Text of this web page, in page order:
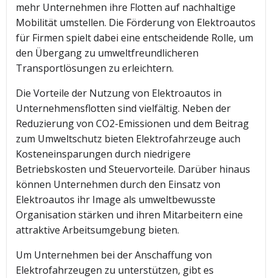
mehr Unternehmen ihre Flotten auf nachhaltige
Mobilität umstellen. Die Förderung von Elektroautos
für Firmen spielt dabei eine entscheidende Rolle, um
den Übergang zu umweltfreundlicheren
Transportlösungen zu erleichtern.
Die Vorteile der Nutzung von Elektroautos in
Unternehmensflotten sind vielfältig. Neben der
Reduzierung von CO2-Emissionen und dem Beitrag
zum Umweltschutz bieten Elektrofahrzeuge auch
Kosteneinsparungen durch niedrigere
Betriebskosten und Steuervorteile. Darüber hinaus
können Unternehmen durch den Einsatz von
Elektroautos ihr Image als umweltbewusste
Organisation stärken und ihren Mitarbeitern eine
attraktive Arbeitsumgebung bieten.
Um Unternehmen bei der Anschaffung von
Elektrofahrzeugen zu unterstützen, gibt es